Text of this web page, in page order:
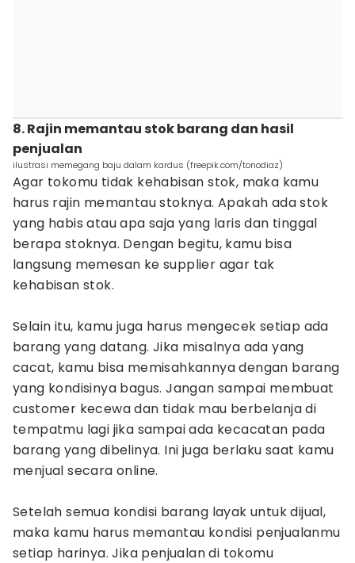
8. Rajin memantau stok barang dan hasil
penjualan
ilustrasi memegang baju dalam kardus (freepik.com/tonodiaz)
Agar tokomu tidak kehabisan stok, maka kamu
harus rajin memantau stoknya. Apakah ada stok
yang habis atau apa saja yang laris dan tinggal
berapa stoknya. Dengan begitu, kamu bisa
langsung memesan ke supplier agar tak
kehabisan stok.
Selain itu, kamu juga harus mengecek setiap ada
barang yang datang. Jika misalnya ada yang
cacat, kamu bisa memisahkannya dengan barang
yang kondisinya bagus. Jangan sampai membuat
customer kecewa dan tidak mau berbelanja di
tempatmu lagi jika sampai ada kecacatan pada
barang yang dibelinya. Ini juga berlaku saat kamu
menjual secara online.
Setelah semua kondisi barang layak untuk dijual,
maka kamu harus memantau kondisi penjualanmu
setiap harinya. Jika penjualan di tokomu